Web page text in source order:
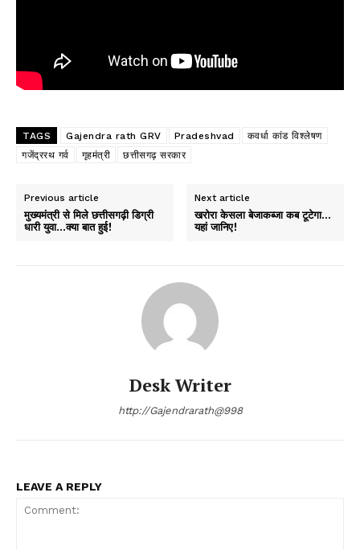
TAGS Gajendra rath GRV Pradeshvad
कवर्धा कांड विश्लेषण
गजेंद्ररथ गर्व
गृहमंत्री छत्तीसगढ़ सरकार
Previous article
मुख्यमंत्री से मिले छत्तीसगढ़ी डिग्री
धारी युवा…क्या बात हुई!
Next article
खरोरा केसला बेजाकब्जा कब टूटेगा…
यहां जानिए!
Desk Writer
http://Gajendrarath@998
LEAVE A REPLY